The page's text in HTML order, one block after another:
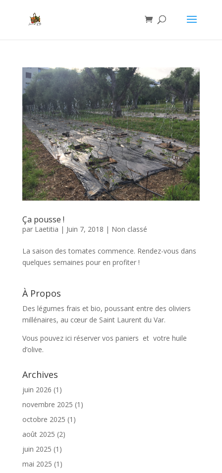
Ça pousse !
par Laetitia | Juin 7, 2018 | Non classé
La saison des tomates commence. Rendez-vous dans
quelques semaines pour en profiter !
À Propos
Des légumes frais et bio, poussant entre des oliviers
millénaires, au cœur de Saint Laurent du Var.
Vous pouvez ici réserver vos paniers et votre huile
d’olive.
Archives
juin 2026 (1)
novembre 2025 (1)
octobre 2025 (1)
août 2025 (2)
juin 2025 (1)
mai 2025 (1)